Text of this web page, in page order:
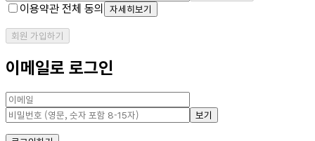
이용약관 전체 동의 자세히보기
회원 가입하기
이메일로 로그인
보기